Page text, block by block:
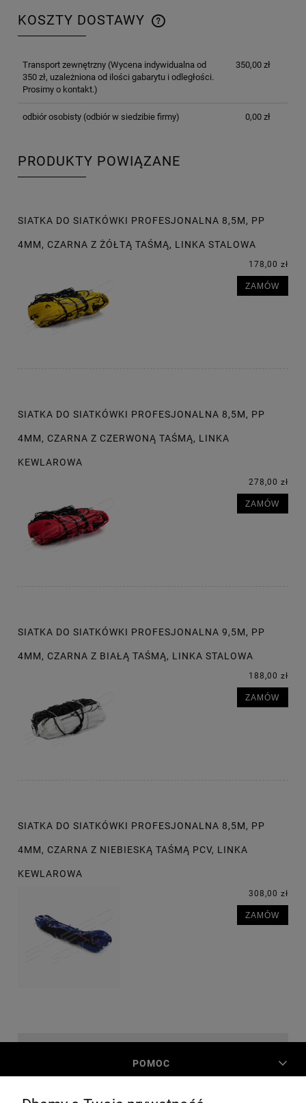
KOSZTY DOSTAWY
CENA NIE ZAWIERA EWENTUALNYCH KOSZTÓW
Transport zewnętrzny(Wycena indywidualna od
350 zł, uzależniona od ilości gabarytu i odległości.
Prosimy o kontakt.)
350,00 zł
odbiór osobisty(odbiór w siedzibie firmy) 0,00 zł
PRODUKTY POWIĄZANE
SIATKA DO SIATKÓWKI PROFESJONALNA 8,5M, PP
4MM, CZARNA Z ŻÓŁTĄ TAŚMĄ, LINKA STALOWA
178,00 zł
ZAMÓW
SIATKA DO SIATKÓWKI PROFESJONALNA 8,5M, PP
4MM, CZARNA Z CZERWONĄ TAŚMĄ, LINKA
KEWLAROWA
278,00 zł
ZAMÓW
SIATKA DO SIATKÓWKI PROFESJONALNA 9,5M, PP
4MM, CZARNA Z BIAŁĄ TAŚMĄ, LINKA STALOWA
188,00 zł
ZAMÓW
SIATKA DO SIATKÓWKI PROFESJONALNA 8,5M, PP
4MM, CZARNA Z NIEBIESKĄ TAŚMĄ PCV, LINKA
KEWLAROWA
308,00 zł
ZAMÓW
POMOC